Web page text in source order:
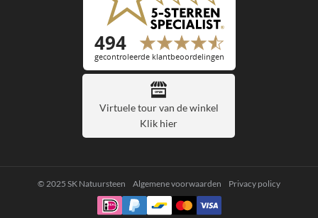
Virtuele tour van de winkel
Klik hier
© 2025 SK Natuursteen Algemene voorwaarden Privacy policy